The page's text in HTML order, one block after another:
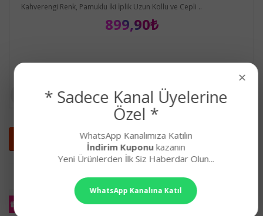
Kahverengi Renk, Pamuklu İki İplik Uzun Kollu ve Cepli ..
899,90₺
Kadın Spor Giyim Ürünlerini İncele
KADIN PIJAMA TAKIMLARI
×
* Sadece Kanal Üyelerine
Özel *
WhatsApp Kanalımıza Katılın
İndirim Kuponukazanın
Yeni Ürünlerden İlk Siz Haberdar Olun...
WhatsApp Kanalına Katıl